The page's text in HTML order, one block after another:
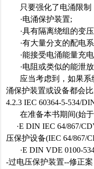
只要强化了电涌限
·电涌保护装置;
·具有隔离绕组的变
·有大量分支的配电
·能接受电涌能量充
·电阻或类似的能泄
应当考虑到，如果
涌保护装置或设备都会
4.2.3 IEC 60364-5-534/
在准备本书期间(始于
·E DIN IEC 64/867/
压保护设备(IEC 64/867/
·E DIN VDE 0100-
-过电压保护装置--修正案